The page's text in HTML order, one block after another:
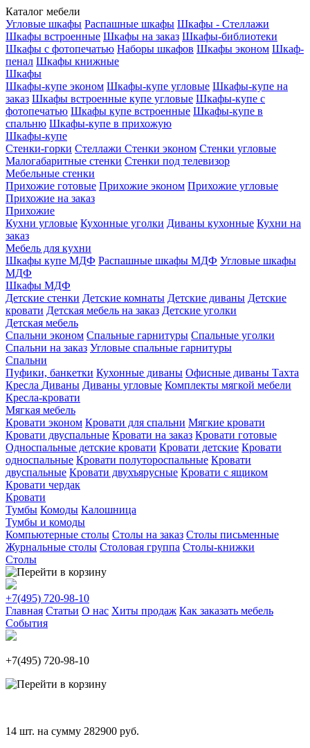
Каталог мебели
Угловые шкафы Распашные шкафы Шкафы - Стеллажи
Шкафы встроенные Шкафы на заказ Шкафы-библиотеки
Шкафы с фотопечатью Наборы шкафов Шкафы эконом Шкаф-
пенал Шкафы книжные
Шкафы
Шкафы-купе эконом Шкафы-купе угловые Шкафы-купе на
заказ Шкафы встроенные купе угловые Шкафы-купе с
фотопечатью Шкафы купе встроенные Шкафы-купе в
спальню Шкафы-купе в прихожую
Шкафы-купе
Стенки-горки Стеллажи Стенки эконом Стенки угловые
Малогабаритные стенки Стенки под телевизор
Мебельные стенки
Прихожие готовые Прихожие эконом Прихожие угловые
Прихожие на заказ
Прихожие
Кухни угловые Кухонные уголки Диваны кухонные Кухни на
заказ
Мебель для кухни
Шкафы купе МДФ Распашные шкафы МДФ Угловые шкафы
МДФ
Шкафы МДФ
Детские стенки Детские комнаты Детские диваны Детские
кровати Детская мебель на заказ Детские уголки
Детская мебель
Спальни эконом Спальные гарнитуры Спальные уголки
Спальни на заказ Угловые спальные гарнитуры
Спальни
Пуфики, банкетки Кухонные диваны Офисные диваны Тахта
Кресла Диваны Диваны угловые Комплекты мягкой мебели
Кресла-кровати
Мягкая мебель
Кровати эконом Кровати для спальни Мягкие кровати
Кровати двуспальные Кровати на заказ Кровати готовые
Односпальные детские кровати Кровати детские Кровати
односпальные Кровати полутороспальные Кровати
двуспальные Кровати двухъярусные Кровати с ящиком
Кровати чердак
Кровати
Тумбы Комоды Калошница
Тумбы и комоды
Компьютерные столы Столы на заказ Столы письменные
Журнальные столы Столовая группа Столы-книжки
Столы
+7(495) 720-98-10
Главная Статьи О нас Хиты продаж Как заказать мебель
События
+7(495) 720-98-10
14 шт. на сумму 282900 руб.